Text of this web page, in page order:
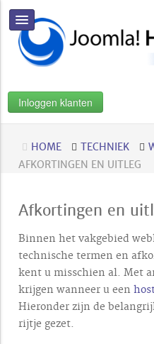
Inloggen klanten
HOME TECHNIEK
AFKORTINGEN EN UITLEG
Afkortingen en
Binnen het vakgebied
technische termen en
kent u misschien al. Met
krijgen wanneer u een
Hieronder zijn de
rijtje gezet.